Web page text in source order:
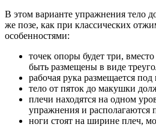
В этом варианте упражнения тело
же позе, как при классических
особенностями:
точек опоры будет три,
быть размещены в виде
рабочая рука размещается под
тело от пяток до макушки
плечи находятся на одном
упражнения и располагаются
ноги стоят на ширине плеч,